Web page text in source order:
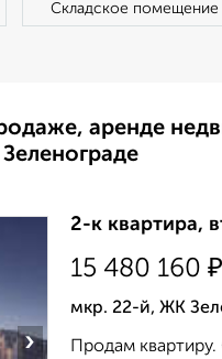
Складское помещение
аренде
›
2-к квартира,
15 480 160 ₽
мкр. 22-й, ЖК
Продам